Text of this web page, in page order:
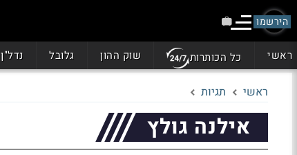
הירשמו
ראשי כל הכותרות שוק ההון גלובל נדל"ן
ראשי תגיות
אילנה גולץ